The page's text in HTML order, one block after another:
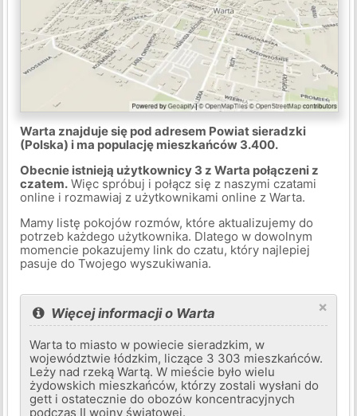
Warta znajduje się pod adresem Powiat sieradzki
(Polska) i ma populację mieszkańców 3.400.
Obecnie istnieją użytkownicy 3 z Warta połączeni z
czatem.Więc spróbuj i połącz się z naszymi czatami
online i rozmawiaj z użytkownikami online z Warta.
Mamy listę pokojów rozmów, które aktualizujemy do
potrzeb każdego użytkownika. Dlatego w dowolnym
momencie pokazujemy link do czatu, który najlepiej
pasuje do Twojego wyszukiwania.
×
Więcej informacji o Warta
Warta to miasto w powiecie sieradzkim, w
województwie łódzkim, liczące 3 303 mieszkańców.
Leży nad rzeką Wartą. W mieście było wielu
żydowskich mieszkańców, którzy zostali wysłani do
gett i ostatecznie do obozów koncentracyjnych
podczas II wojny światowej.